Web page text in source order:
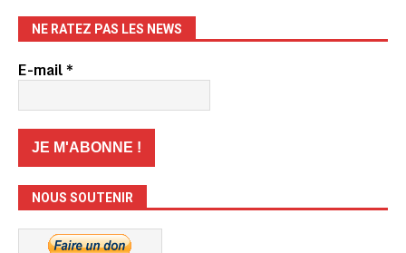
NE RATEZ PAS LES NEWS
E-mail*
NOUS SOUTENIR